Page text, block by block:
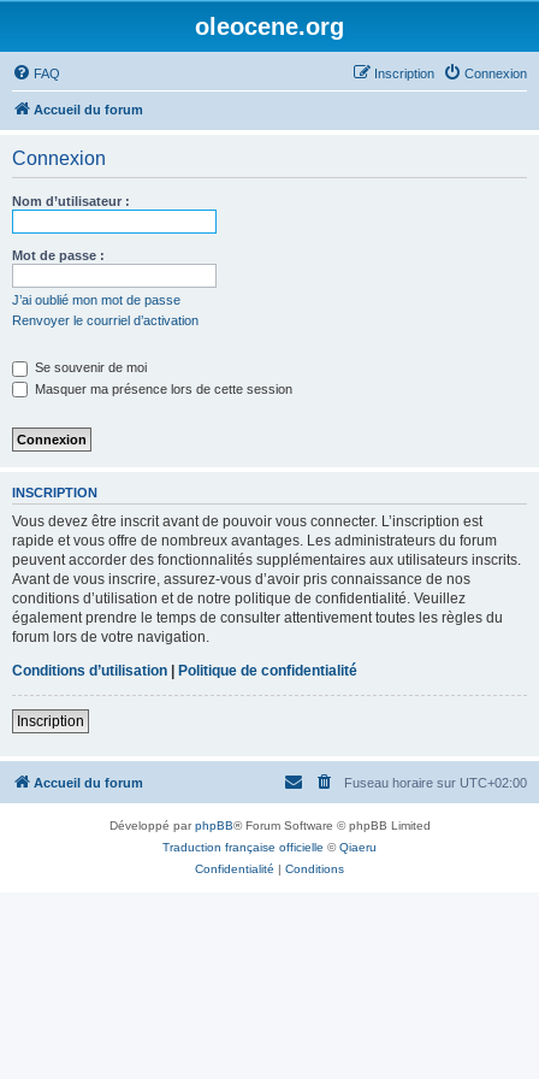
oleocene.org
FAQ Connexion
Inscription
Accueil du forum
Connexion
Nom d’utilisateur :
Mot de passe :
J’ai oublié mon mot de passe
Renvoyer le courriel d’activation
Se souvenir de moi
Masquer ma présence lors de cette session
INSCRIPTION
Vous devez être inscrit avant de pouvoir vous connecter. L’inscription est
rapide et vous offre de nombreux avantages. Les administrateurs du forum
peuvent accorder des fonctionnalités supplémentaires aux utilisateurs inscrits.
Avant de vous inscrire, assurez-vous d’avoir pris connaissance de nos
conditions d’utilisation et de notre politique de confidentialité. Veuillez
également prendre le temps de consulter attentivement toutes les règles du
forum lors de votre navigation.
Conditions d’utilisation | Politique de confidentialité
Inscription
Accueil du forum Fuseau horaire sur UTC+02:00
Développé parphpBB® Forum Software © phpBB Limited
Traduction française officielle ©Qiaeru
Confidentialité | Conditions